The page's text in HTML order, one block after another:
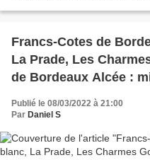
Francs-Cotes de
La Prade, Les
de Bordeaux Alcée :
Publié le 08/03/2022 à 21:00
Par Daniel S